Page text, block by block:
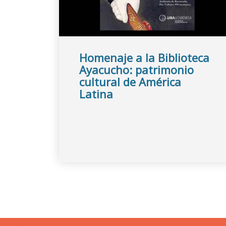
Homenaje a la Biblioteca
Ayacucho: patrimonio
cultural de América
Latina